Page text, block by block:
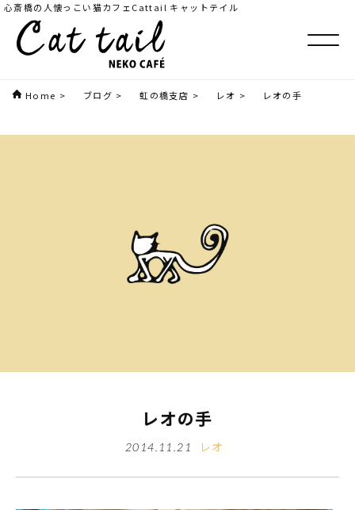
心斎橋の人懐っこい猫カフェCattail キャットテイル
Home > ブログ > 虹の橋支店 > レオ > レオの手
レオの手
2014.11.21 レオ